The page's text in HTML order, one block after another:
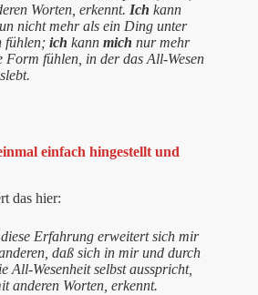
Worten, erkennt. Ich kann
nicht mehr als ein Ding unter
fühlen; ich kann mich nur mehr
Form fühlen, in der das All-Wesen
einfach hingestellt und
das hier:
Erfahrung erweitert sich mir
daß sich in mir und durch
All-Wesenheit selbst ausspricht,
anderen Worten, erkennt.